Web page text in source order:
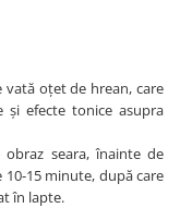
vată oţet de hrean, care
şi efecte tonice asupra
obraz seara, înainte de
15 minute, după care
în lapte.